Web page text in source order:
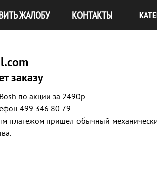
ЖАЛОБУ КОНТАКТЫ
заказу
по акции за 2490р.
499 346 80 79
платежом пришел обычный